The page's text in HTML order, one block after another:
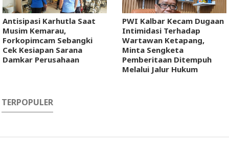
Antisipasi Karhutla Saat
Musim Kemarau,
Forkopimcam Sebangki
Cek Kesiapan Sarana
Damkar Perusahaan
PWI Kalbar Kecam Dugaan
Intimidasi Terhadap
Wartawan Ketapang,
Minta Sengketa
Pemberitaan Ditempuh
Melalui Jalur Hukum
TERPOPULER